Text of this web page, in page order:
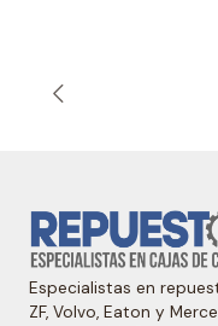
Especialistas en
ZF, Volvo, Eaton y